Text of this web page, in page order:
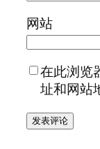
网站
在此浏览
址和网站